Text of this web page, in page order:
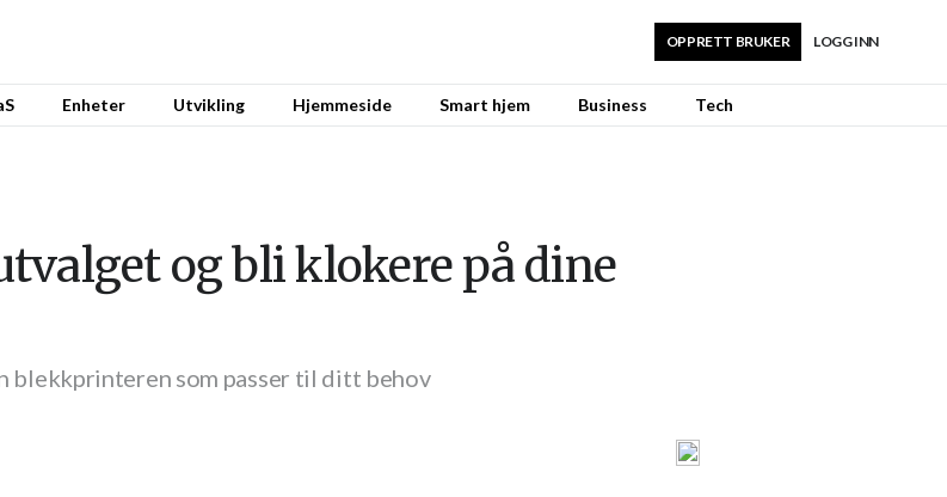
LOGG INN
OPPRETT BRUKER
Enheter Utvikling Hjemmeside Smart hjem Business Tech
og bli klokere på dine
blekkprinteren som passer til ditt behov